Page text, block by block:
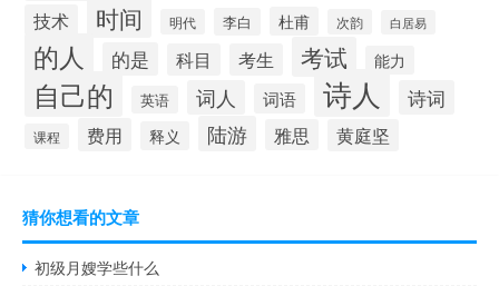
技术 时间 明代 李白 杜甫 次韵 白居易
的人 的是 科目 考生 考试 能力
自己的 英语 词人 词语 诗人 诗词
课程 费用 释义 陆游 雅思 黄庭坚
猜你想看的文章
初级月嫂学些什么